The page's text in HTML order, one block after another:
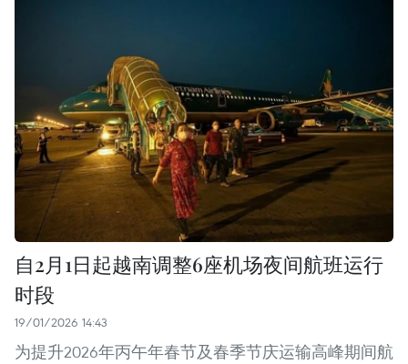
自2月1日起越南调整6座机场夜间航班运行
时段
19/01/2026 14:43
为提升2026年丙午年春节及春季节庆运输高峰期间航